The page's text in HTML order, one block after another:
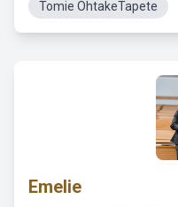
Tomie OhtakeTapete
Emelie